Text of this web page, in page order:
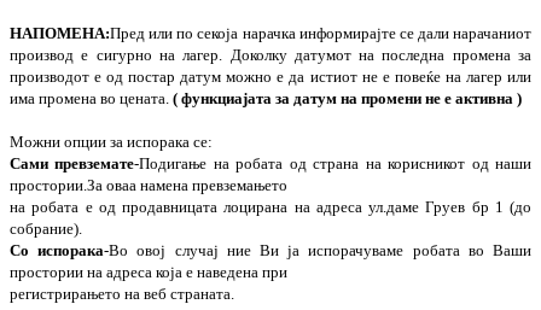
НАПОМЕНА:Пред или по секоја нарачка информирајте се дали нарачаниот
производ е сигурно на лагер. Доколку датумот на последна промена за
производот е од постар датум можно е да истиот не е повеќе на лагер или
има промена во цената. ( функциајата за датум на промени не е активна )
Можни опции за испорака се:
Сами превземате-Подигање на робата од страна на корисникот од наши
простории.За оваа намена превземањето
на робата е од продавницата лоцирана на адреса ул.даме Груев бр 1 (до
собрание).
Со испорака-Во овој случај ние Ви ја испорачуваме робата во Ваши
простории на адреса која е наведена при
регистрирањето на веб страната.